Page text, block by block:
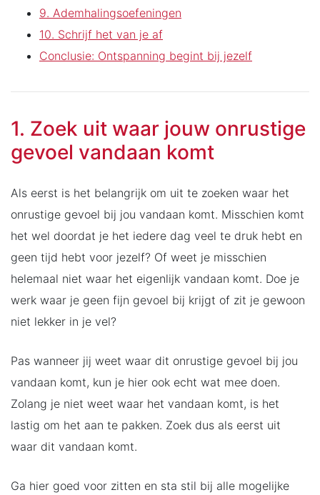
9. Ademhalingsoefeningen
10. Schrijf het van je af
Conclusie: Ontspanning begint bij jezelf
1. Zoek uit waar jouw onrustige
gevoel vandaan komt
Als eerst is het belangrijk om uit te zoeken waar het
onrustige gevoel bij jou vandaan komt. Misschien komt
het wel doordat je het iedere dag veel te druk hebt en
geen tijd hebt voor jezelf? Of weet je misschien
helemaal niet waar het eigenlijk vandaan komt. Doe je
werk waar je geen fijn gevoel bij krijgt of zit je gewoon
niet lekker in je vel?
Pas wanneer jij weet waar dit onrustige gevoel bij jou
vandaan komt, kun je hier ook echt wat mee doen.
Zolang je niet weet waar het vandaan komt, is het
lastig om het aan te pakken. Zoek dus als eerst uit
waar dit vandaan komt.
Ga hier goed voor zitten en sta stil bij alle mogelijke